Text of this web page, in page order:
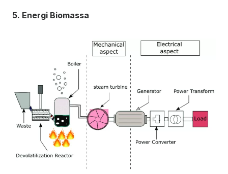
5. Energi Biomassa